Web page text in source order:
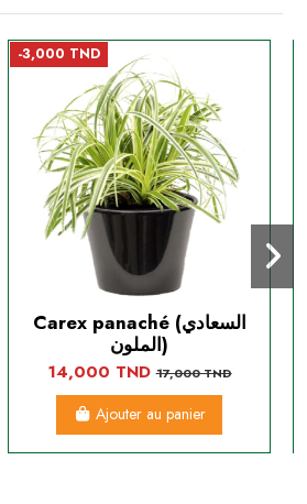
-3,000 TND
Carex panaché (السعادي
الملون)
14,000 TND17,000 TND
Ajouter au panier